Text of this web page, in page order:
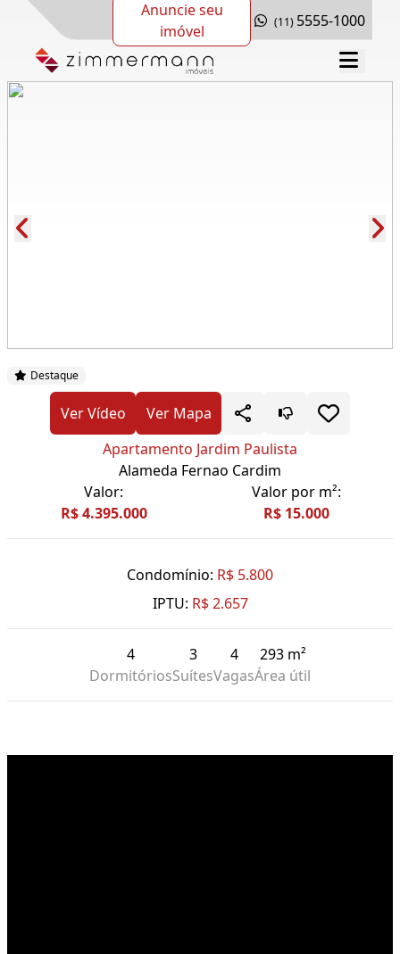
Anuncie seu
imóvel
(11) 5555-1000
Destaque
Ver Vídeo
Ver Mapa
Apartamento Jardim Paulista
Alameda Fernao Cardim
Valor:
R$ 4.395.000
Valor por m²:
R$ 15.000
Condomínio: R$ 5.800
IPTU: R$ 2.657
4
Dormitórios
3
Suítes
4
Vagas
293 m²
Área útil